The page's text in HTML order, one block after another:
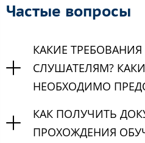
Частые вопросы
КАКИЕ
СЛУШАТЕЛЯМ?
НЕОБХОДИМО
КАК ПОЛУЧИТЬ
ПРОХОЖДЕНИЯ